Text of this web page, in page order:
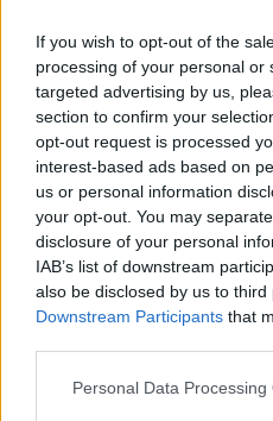
If you wish to opt-out of the
processing of your personal or
targeted advertising by us,
section to confirm your
opt-out request is processed
interest-based ads based on
us or personal information
your opt-out. You may
disclosure of your personal
IAB’s list of downstream
also be disclosed by us to third
Downstream Participants that
Personal Data Processing
1
UUTISET
Leskeneläke ei
Kela muistuttaa
ikärajasta